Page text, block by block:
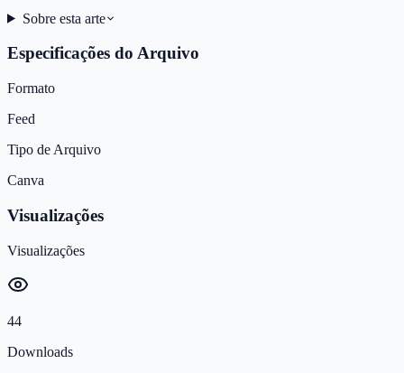
Sobre esta arte
Especificações do Arquivo
Formato
Feed
Tipo de Arquivo
Canva
Visualizações
Visualizações
44
Downloads